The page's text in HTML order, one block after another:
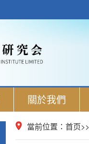
關於我們
當前位置： 首页>>